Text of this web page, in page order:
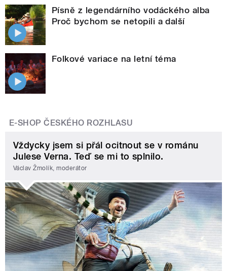
Písně z legendárního vodáckého alba
Proč bychom se netopili a další
Folkové variace na letní téma
E-SHOP ČESKÉHO ROZHLASU
Vždycky jsem si přál ocitnout se v románu
Julese Verna. Teď se mi to splnilo.
Václav Žmolík, moderátor